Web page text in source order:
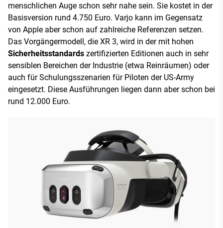
menschlichen Auge schon sehr nahe sein. Sie kostet in der
Basisversion rund 4.750 Euro. Varjo kann im Gegensatz
von Apple aber schon auf zahlreiche Referenzen setzen.
Das Vorgängermodell, die XR 3, wird in der mit hohen
Sicherheitsstandards zertifizierten Editionen auch in sehr
sensiblen Bereichen der Industrie (etwa Reinräumen) oder
auch für Schulungsszenarien für Piloten der US-Army
eingesetzt. Diese Ausführungen liegen dann aber schon bei
rund 12.000 Euro.